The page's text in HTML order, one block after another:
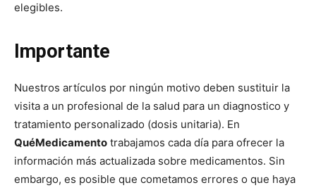
elegibles.
Importante
Nuestros artículos por ningún motivo deben sustituir la
visita a un profesional de la salud para un diagnostico y
tratamiento personalizado (dosis unitaria). En
QuéMedicamento trabajamos cada día para ofrecer la
información más actualizada sobre medicamentos. Sin
embargo, es posible que cometamos errores o que haya